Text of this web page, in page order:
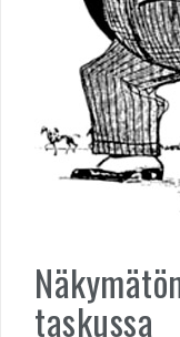
taskussa